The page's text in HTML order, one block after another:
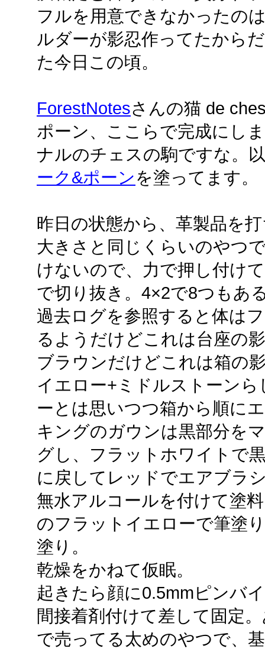
フルを用意できなかったの
ルダーが影忍作ってたから
た今日この頃。
ForestNotesさんの猫 de
ポーン、ここらで完成にし
ナルのチェスの駒ですな。
ーク&ポーンを塗ってます。
昨日の状態から、革製品を
大きさと同じくらいのやつ
けないので、力で押し付け
で切り抜き。4×2で8つもあ
過去ログを参照すると体は
るようだけどこれは台座の
ブラウンだけどこれは箱の
イエロー+ミドルストーン
ーとは思いつつ箱から順に
キングのガウンは黒部分を
グし、フラットホワイトで
に戻してレッドでエアブラ
無水アルコールを付けて塗
のフラットイエローで筆塗
塗り。
乾燥をかねて仮眠。
起きたら顔に0.5mmピンバ
間接着剤付けて差して固定
で売ってる太めのやつで、